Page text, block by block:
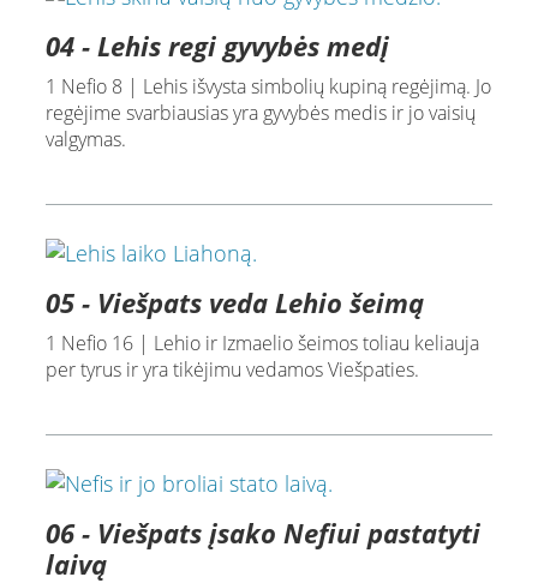
04 - Lehis regi gyvybės medį
1 Nefio 8 | Lehis išvysta simbolių kupiną regėjimą. Jo
regėjime svarbiausias yra gyvybės medis ir jo vaisių
valgymas.
05 - Viešpats veda Lehio šeimą
1 Nefio 16 | Lehio ir Izmaelio šeimos toliau keliauja
per tyrus ir yra tikėjimu vedamos Viešpaties.
06 - Viešpats įsako Nefiui pastatyti
laivą